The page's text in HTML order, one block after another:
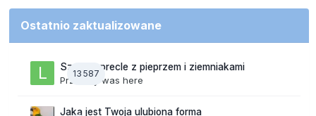
Ostatnio zaktualizowane
13 587
Szalone precle z pieprzem i ziemniakami
Przezlily was here
Jaka jest Twoja ulubiona forma